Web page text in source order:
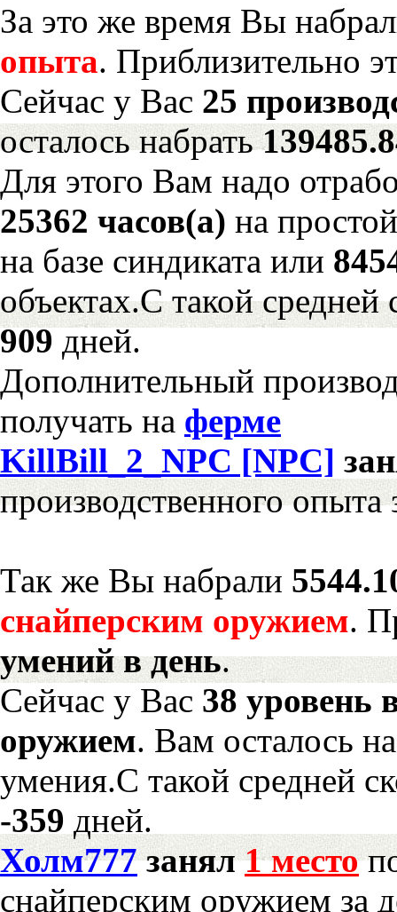
За это же время Вы
опыта. Приблизительно
Сейчас у Вас 25
осталось набрать
Для этого Вам надо
25362 часов(а) на
на базе синдиката или
объектах.С такой средней
909дней.
Дополнительный
получать на ферме
KillBill_2_NPC [NPC]
производственного опыта
Так же Вы набрали
снайперским оружием.
умений в день.
Сейчас у Вас 38 уровень
оружием. Вам осталось
умения.С такой средней
-359 дней.
Холм777занял1 место
снайперским оружием за